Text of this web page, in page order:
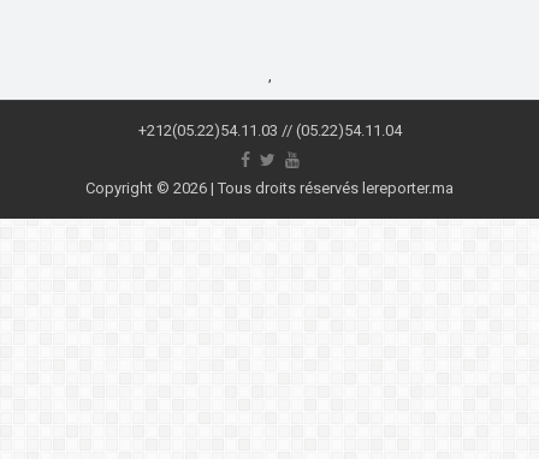
,
+212(05.22)54.11.03 // (05.22)54.11.04
Copyright © 2026 | Tous droits réservés lereporter.ma